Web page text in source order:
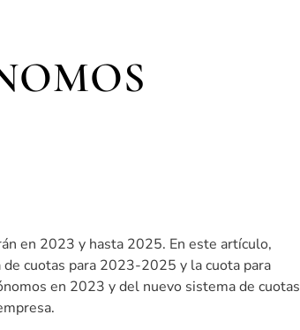
en 2023 y hasta 2025. En este artículo,
cuotas para 2023-2025 y la cuota para
en 2023 y del nuevo sistema de cuotas